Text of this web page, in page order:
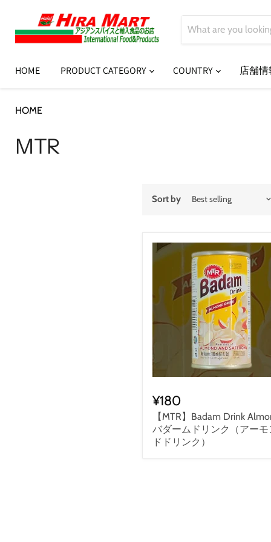
HOME PRODUCT CATEGORY COUNTRY 店舗
HOME
MTR
Sort by
¥180
【MTR】Badam Drink
バダームドリンク（アーモ
ドドリンク）